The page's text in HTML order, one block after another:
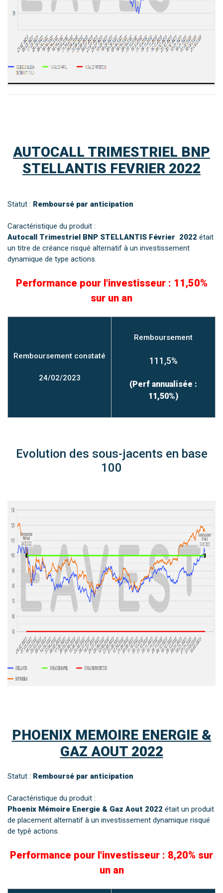
AUTOCALL TRIMESTRIEL BNP
STELLANTIS FEVRIER 2022
Statut : Remboursé par anticipation
Caractéristique du produit :
Autocall Trimestriel BNP STELLANTIS Février 2022 était
un titre de créance risqué alternatif à un investissement
dynamique de type actions.
Performance pour l'investisseur : 11,50%
sur un an
Remboursement constaté
24/02/2023
Remboursement
111,5%
(Perf annualisée :
11,50%)
Evolution des sous-jacents en base
100
PHOENIX MEMOIRE ENERGIE &
GAZ AOUT 2022
Statut : Remboursé par anticipation
Caractéristique du produit :
Phoenix Mémoire Energie & Gaz Aout 2022 était un produit
de placement alternatif à un investissement dynamique risqué
de typê actions.
Performance pour l'investisseur : 8,20% sur
un an